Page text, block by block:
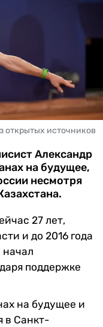
открытых источников
Александр
на будущее,
несмотря
27 лет,
и до 2016 года
поддержке
на будущее и
в Санкт-